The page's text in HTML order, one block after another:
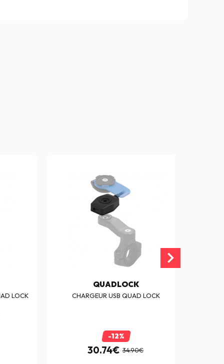
LOCK
QUADLOCK
CHARGEUR USB QUAD LOCK
-12%
30.74€ 34.90€